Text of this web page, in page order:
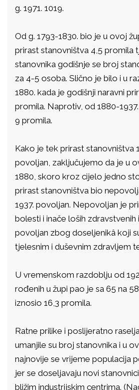
g. 1971. 1019.
Od g. 1793-1830. bio je u ovoj
prirast stanovništva 4,5 promila
stanovnika godišnje se broj
za 4-5 osoba. Slično je bilo i u
1880. kada je godišnji naravni
promila. Naprotiv, od 1880-
9 promila.
Kako je tek prirast stanovništva
povoljan, zaključujemo da je u
1880, skoro kroz cijelo jedno
prirast stanovništva bio
1937. povoljan. Nepovoljan je
bolesti i inače loših zdravstvenih
povoljan zbog doseljenikâ koji
tjelesnim i duševnim zdravljem
U vremenskom razdoblju od
rođenih u župi pao je sa 65 na
iznosio 16,3 promila.
Ratne prilike i poslijeratno
umanjile su broj stanovnika i u
najnovije se vrijeme populacija
jer se doseljavaju novi
bližim industrijskim centrima.